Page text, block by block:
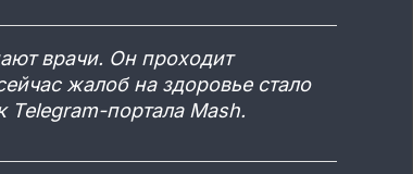
врачи. Он проходит
жалоб на здоровье стало
Telegram-портала Mash.